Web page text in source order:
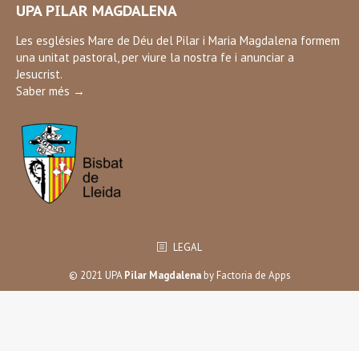
opens
in
new
window
UPA PILAR MAGDALENA
Les esglésies Mare de Déu del Pilar i Maria Magdalena formem
una unitat pastoral, per viure la nostra fe i anunciar a
Jesucrist.
Saber més →
LEGAL
© 2021 UPAPilar Magdalenaby Factoria de Apps